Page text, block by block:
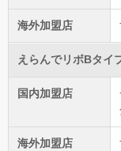
海外加盟店
えらんでリボBタイ
国内加盟店
海外加盟店